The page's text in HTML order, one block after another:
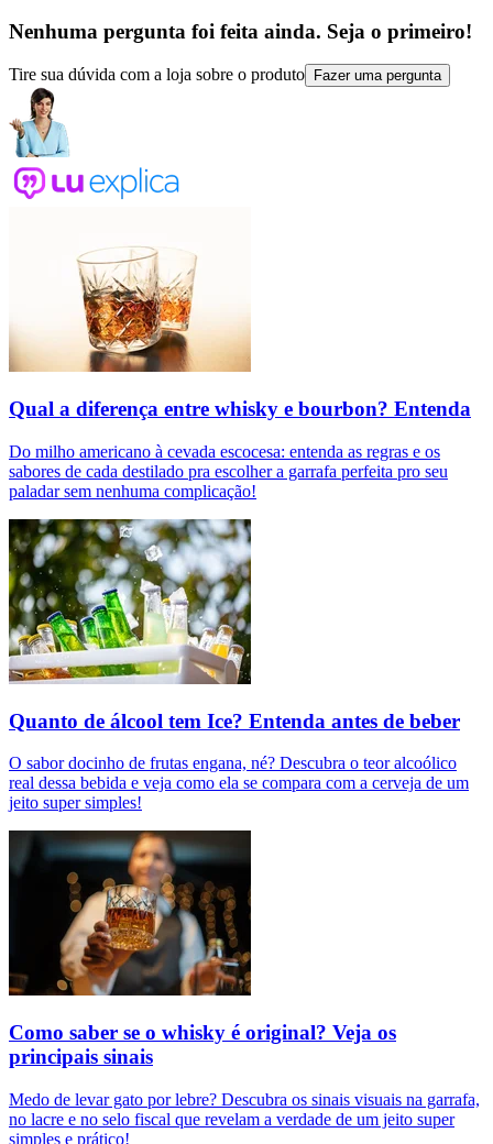
Nenhuma pergunta foi feita ainda. Seja o primeiro!
Tire sua dúvida com a loja sobre o produto Fazer uma pergunta
Qual a diferença entre whisky e bourbon? Entenda
Do milho americano à cevada escocesa: entenda as regras e os
sabores de cada destilado pra escolher a garrafa perfeita pro seu
paladar sem nenhuma complicação!
Quanto de álcool tem Ice? Entenda antes de beber
O sabor docinho de frutas engana, né? Descubra o teor alcoólico
real dessa bebida e veja como ela se compara com a cerveja de um
jeito super simples!
Como saber se o whisky é original? Veja os
principais sinais
Medo de levar gato por lebre? Descubra os sinais visuais na garrafa,
no lacre e no selo fiscal que revelam a verdade de um jeito super
simples e prático!